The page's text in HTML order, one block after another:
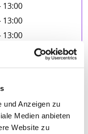
und Anzeigen zu
Medien anbieten
Website zu
13:00
13:00
13:00